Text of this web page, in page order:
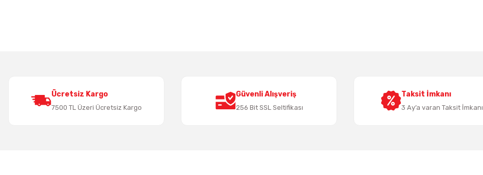
Bu ürüne benzer farklı alternatifler olmalı.
Ücretsiz Kargo
7500 TL Üzeri Ücretsiz Kargo
Güvenli Alışveriş
256 Bit SSL Seltifikası
Taksit İmkanı
3 Ay’a varan Taksit İmkanı